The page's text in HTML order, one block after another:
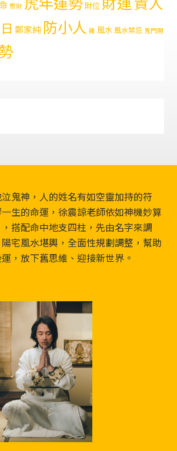
聚財 財位
鄭家純 防小人 雞 風水風水禁忌 鬼門開
鬼神，人的姓名有如空靈加持的符
生的命運，徐震諒老師依如神機妙算
搭配命中地支四柱，先由名字來調
宅風水堪輿，全面性規劃調整，幫助
，放下舊思維、迎接新世界。